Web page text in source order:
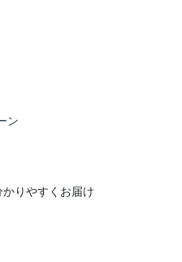
ン
りやすくお届け